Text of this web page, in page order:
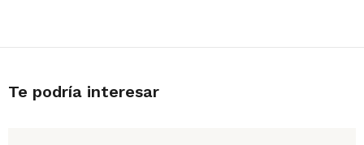
Te podría interesar